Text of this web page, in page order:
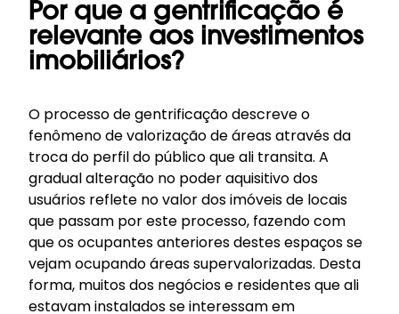
Por que a gentrificação é
relevante aos investimentos
imobiliários?
O processo de gentrificação descreve o
fenômeno de valorização de áreas através da
troca do perfil do público que ali transita. A
gradual alteração no poder aquisitivo dos
usuários reflete no valor dos imóveis de locais
que passam por este processo, fazendo com
que os ocupantes anteriores destes espaços se
vejam ocupando áreas supervalorizadas. Desta
forma, muitos dos negócios e residentes que ali
estavam instalados se interessam em